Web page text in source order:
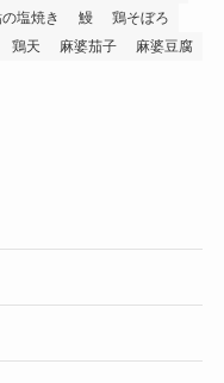
塩焼き 鰻
鶏そぼろ
鶏天 麻婆茄子
麻婆豆腐